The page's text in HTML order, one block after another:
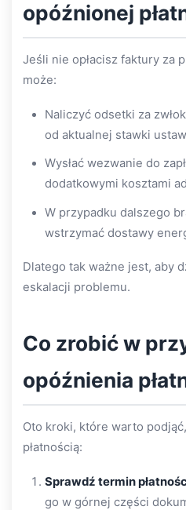
opóźnionej
Jeśli nie opłacisz faktury za
może:
Naliczyć odsetki za
od aktualnej stawki
Wysłać wezwanie do
dodatkowymi kosztami
W przypadku dalszego
wstrzymać dostawy
Dlatego tak ważne jest, aby
eskalacji problemu.
Co zrobić w
opóźnienia
Oto kroki, które warto
płatnością:
Sprawdź termin
go w górnej części